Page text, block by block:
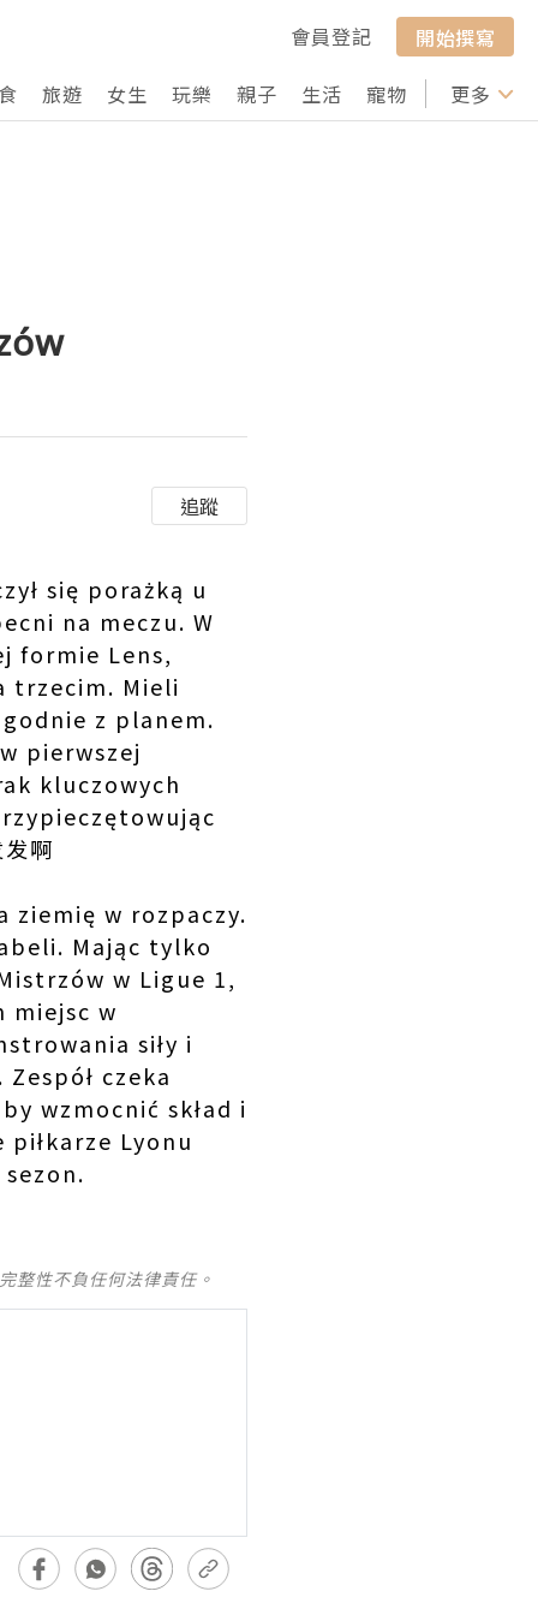
會員登記
開始撰寫
旅遊 女生 玩樂 親子 生活 寵物 行山 打卡
更多
追蹤
się porażką u
na meczu. W
formie Lens,
trzecim. Mieli
z planem.
pierwszej
kluczowych
啊
ziemię w rozpaczy.
Mając tylko
w Ligue 1,
miejsc w
siły i
czeka
wzmocnić skład i
Lyonu
整性不負任何法律責任。